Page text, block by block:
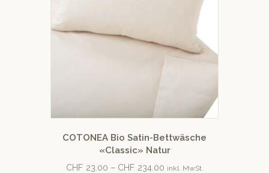
COTONEA Bio Satin-Bettwäsche
«Classic» Natur
CHF 23.00 – CHF 234.00 inkl. MwSt.